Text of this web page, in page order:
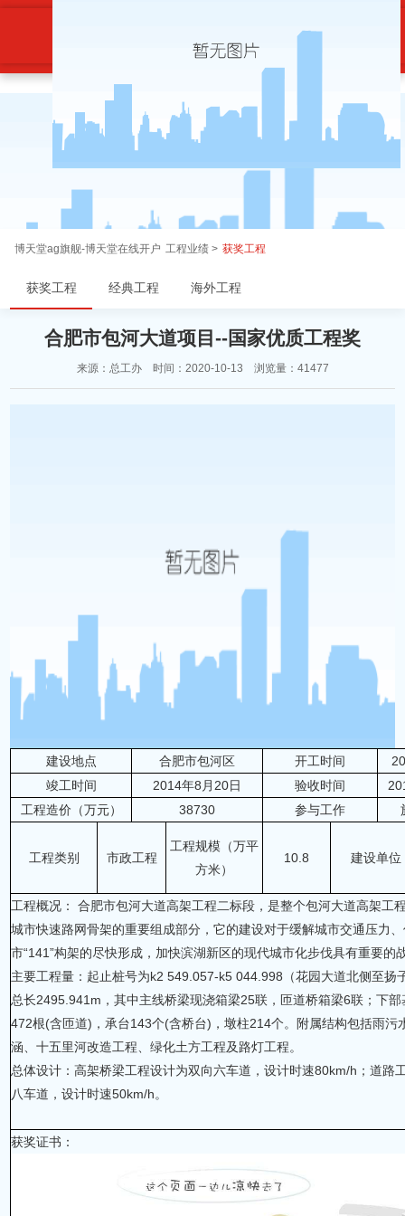
博天堂ag旗舰-博天堂在线开户 工程业绩 > 获奖工程
获奖工程 经典工程 海外工程
合肥市包河大道项目--国家优质工程奖
来源：总工办 时间：2020-10-13 浏览量：41477
建设地点 合肥市包河区 开工时间
竣工时间
2014年8月20日 验收时间
工程造价（万元）
38730 参与工作
工程类别 市政工程
工程规模（万平
方米）
10.8 建设单位
工程概况： 合肥市包河大道高架工程二标段，是整个包河大道高架工
城市快速路网骨架的重要组成部分，它的建设对于缓解城市交通压力
市“141”构架的尽快形成，加快滨湖新区的现代城市化步伐具有重要的
主要工程量：起止桩号为k2 549.057-k5 044.998（花园大道北侧至扬
总长2495.941m，其中主线桥梁现浇箱梁25联，匝道桥箱梁6联；下
472根(含匝道)，承台143个(含桥台)，墩柱214个。附属结构包括雨污
涵、十五里河改造工程、绿化土方工程及路灯工程。
总体设计：高架桥梁工程设计为双向六车道，设计时速80km/h；道路
八车道，设计时速50km/h。
获奖证书：